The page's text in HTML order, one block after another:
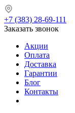
+7 (383) 28-69-111
Заказать звонок
Акции
Оплата
Доставка
Гарантии
Блог
Контакты